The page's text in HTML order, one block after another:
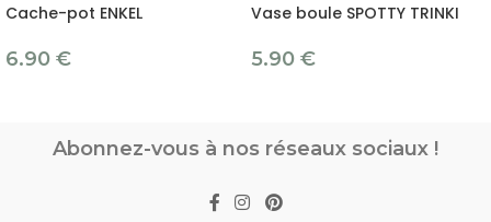
Cache-pot ENKEL
6.90 €
Vase boule SPOTTY TRINKI
5.90 €
Abonnez-vous à nos réseaux sociaux !